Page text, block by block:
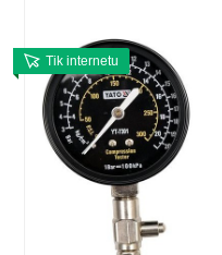
Tik internetu